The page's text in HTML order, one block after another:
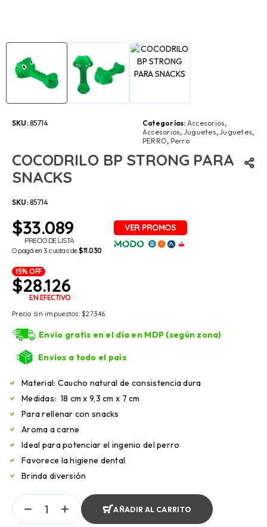
SKU:85714 Categorías: Accesorios,
Accesorios, Juguetes,Juguetes,
PERRO, Perro
COCODRILO BP STRONG PARA
SNACKS
SKU:85714
$33.089
PRECIO DE LISTA
O pagá en 3 cuotas de$11.030
15% OFF
$28.126
EN EFECTIVO
Precio sin impuestos:$27.346
Envío gratis en el día en MDP (según zona)
Envíos a todo el país
Material: Caucho natural de consistencia dura
Medidas: 18 cm x 9,3 cm x 7 cm
Para rellenar con snacks
Aroma a carne
Ideal para potenciar el ingenio del perro
Favorece la higiene dental
Brinda diversión
AÑADIR AL CARRITO